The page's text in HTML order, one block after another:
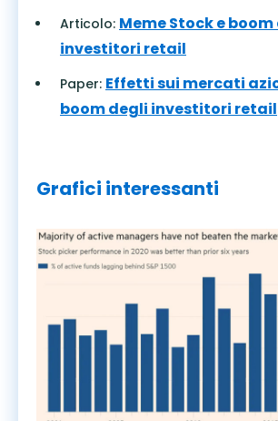
Articolo: Meme Stock e
investitori retail
Paper: Effetti sui mercati
boom degli investitori retail
Grafici interessanti